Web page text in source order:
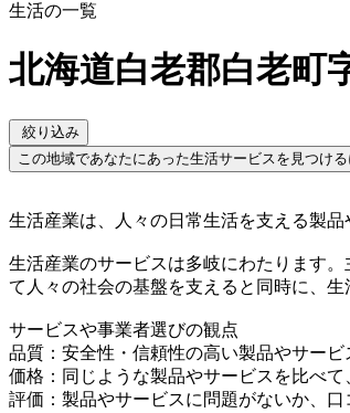
生活の一覧
北海道白老郡白老町
絞り込み
この地域であなたにあった生活サービスを見つける
生活産業は、人々の日常生活を支える製
生活産業のサービスは多岐にわたります
て人々の社会の基盤を支えると同時に、
サービスや事業者選びの観点
品質：安全性・信頼性の高い製品やサー
価格：同じような製品やサービスを比べ
評価：製品やサービスに問題がないか、